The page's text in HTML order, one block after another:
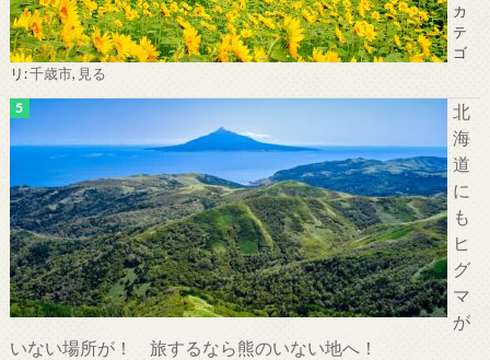
カ
テ
ゴ
リ:千歳市, 見る
北
海
道
に
も
ヒ
グ
マ
が
いない場所が！ 旅するなら熊のいない地へ！